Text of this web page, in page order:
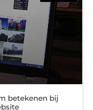
betekenen bij